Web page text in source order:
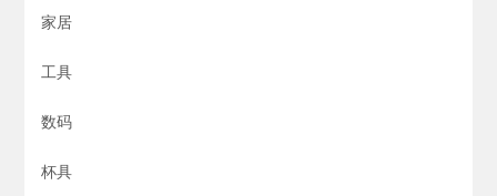
家居
工具
数码
杯具